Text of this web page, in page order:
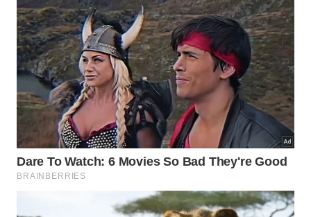
combinação de água morna e detergente neutro
faça o trabalho principal.
Quando a sujeira estiver mais resistente, vale a pena
“deixar de molho”, aplicando a mistura e
aguardando alguns minutos antes de esfregar com
delicadeza. Um passo a passo simples ajuda a
manter a rotina organizada e segura:
Desligar o fogão e aguardar o resfriamento total.
Retirar grades, bocas e tampas de queimadores
Limpar a mesa com pano úmido, água morna e